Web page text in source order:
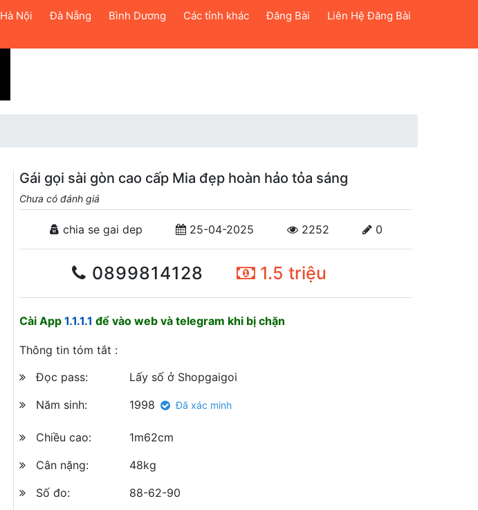
Hà Nội Đà Nẵng Bình Dương Các tỉnh khác Đăng Bài Liên Hệ Đăng Bài
Gái gọi sài gòn cao cấp Mia đẹp hoàn hảo tỏa sáng
Chưa có đánh giá
chia se gai dep 25-04-2025 2252 0
0899814128 1.5 triệu
Cài App 1.1.1.1 để vào web và telegram khi bị chặn
Thông tin tóm tắt :
Đọc pass:
Lấy số ở Shopgaigoi
Năm sinh:
1998 Đã xác minh
Chiều cao:
1m62cm
Cân nặng:
48kg
Số đo:
88-62-90